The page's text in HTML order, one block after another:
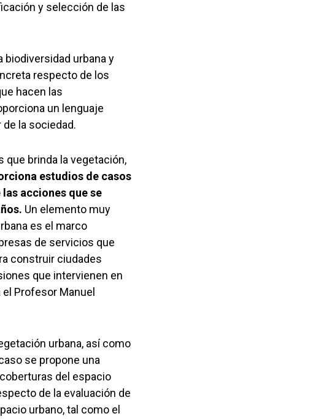
y selección de las
biodiversidad urbana y
respecto de los
hacen las
un lenguaje
la sociedad.
brinda la vegetación,
estudios de casos
acciones que se
Un elemento muy
es el marco
de servicios que
construir ciudades
que intervienen en
Profesor Manuel
urbana, así como
se propone una
del espacio
de la evaluación de
urbano, tal como el